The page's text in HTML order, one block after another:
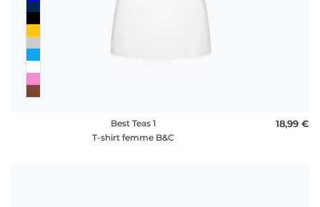
Best Teas 1
T-shirt femme B&C
18,99 €